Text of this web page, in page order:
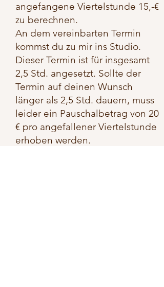
angefangene Viertelstunde 15,-€
zu berechnen.
An dem vereinbarten Termin
kommst du zu mir ins Studio.
Dieser Termin ist für insgesamt
2,5 Std. angesetzt. Sollte der
Termin auf deinen Wunsch
länger als 2,5 Std. dauern, muss
leider ein Pauschalbetrag von 20
€ pro angefallener Viertelstunde
erhoben werden.